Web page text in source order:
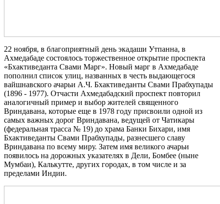
22 ноября, в благоприятный день экадаши Утпанна, в
Ахмедабаде состоялось торжественное открытие проспекта
«Бхактиведанта Свами Марг». Новый марг в Ахмедабаде
пополнил список улиц, названных в честь выдающегося
вайшнавского ачарьи А.Ч. Бхактиведанты Свами Прабхупады
(1896 - 1977). Отчасти Ахмедабадский проспект повторил
аналогичный пример и выбор жителей священного
Вриндавана, которые еще в 1978 году присвоили одной из
самых важных дорог Вриндавана, ведущей от Чатикары
(федеральная трасса № 19) до храма Банки Бихари, имя
Бхактиведанты Свами Прабхупады, разнесшего славу
Вриндавана по всему миру. Затем имя великого ачарьи
появилось на дорожных указателях в Дели, Бомбее (ныне
Мумбаи), Калькутте, других городах, в том числе и за
пределами Индии.